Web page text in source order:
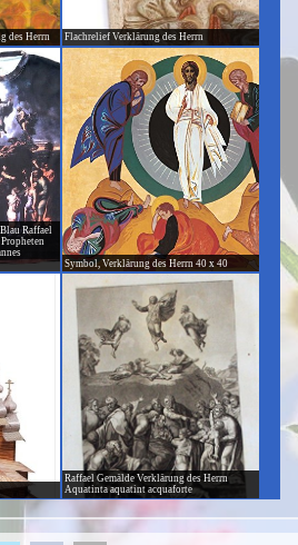
des Herrn Flachrelief Verklärung des Herrn
Raffael
Symbol, Verklärung des Herrn 40 x 40
Raffael Gemälde Verklärung des Herrn
Aquatinta aquatint acquaforte